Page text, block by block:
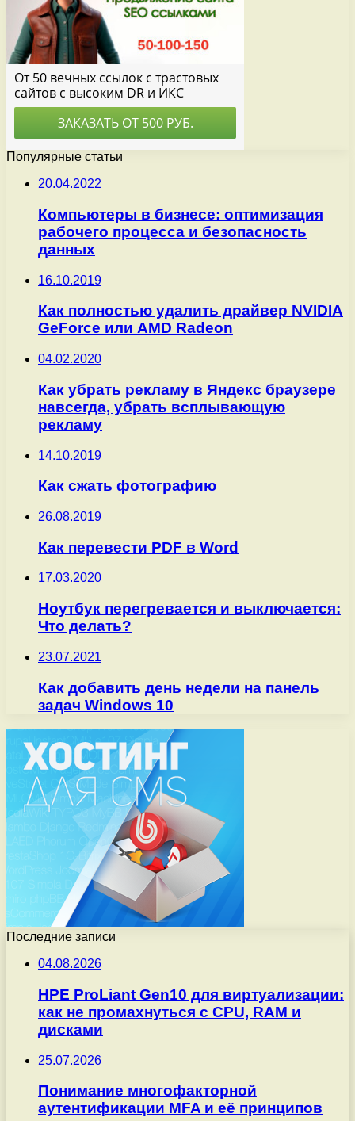
Популярные статьи
20.04.2022
Компьютеры в бизнесе: оптимизация
рабочего процесса и безопасность
данных
16.10.2019
Как полностью удалить драйвер NVIDIA
GeForce или AMD Radeon
04.02.2020
Как убрать рекламу в Яндекс браузере
навсегда, убрать всплывающую
рекламу
14.10.2019
Как сжать фотографию
26.08.2019
Как перевести PDF в Word
17.03.2020
Ноутбук перегревается и выключается:
Что делать?
23.07.2021
Как добавить день недели на панель
задач Windows 10
Последние записи
04.08.2026
HPE ProLiant Gen10 для виртуализации:
как не промахнуться с CPU, RAM и
дисками
25.07.2026
Понимание многофакторной
аутентификации MFA и её принципов